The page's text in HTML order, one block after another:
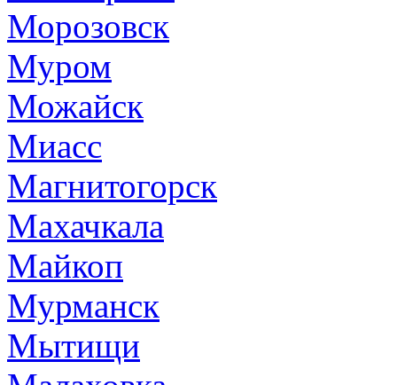
Морозовск
Муром
Можайск
Миасс
Магнитогорск
Махачкала
Майкоп
Мурманск
Мытищи